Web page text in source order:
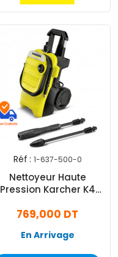
Réf : 1-637-500-0
Nettoyeur Haute
Pression Karcher K4
769,000 DT
En Arrivage